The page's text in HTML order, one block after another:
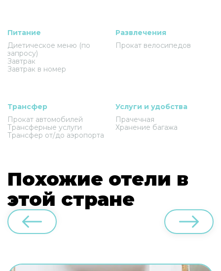
Питание
Диетическое меню (по
запросу)
Завтрак
Завтрак в номер
Развлечения
Прокат велосипедов
Трансфер
Прокат автомобилей
Трансферные услуги
Трансфер от/до аэропорта
Услуги и удобства
Прачечная
Хранение багажа
Похожие отели в
этой стране